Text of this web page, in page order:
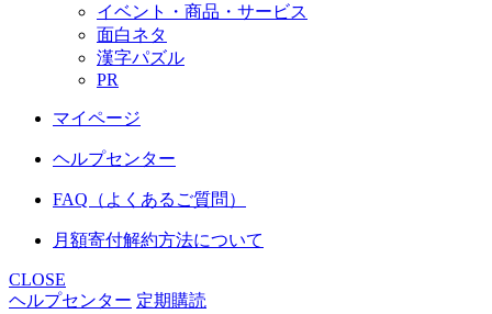
イベント・商品・サービス
面白ネタ
漢字パズル
PR
マイページ
ヘルプセンター
FAQ（よくあるご質問）
月額寄付解約方法について
CLOSE
ヘルプセンター 定期購読